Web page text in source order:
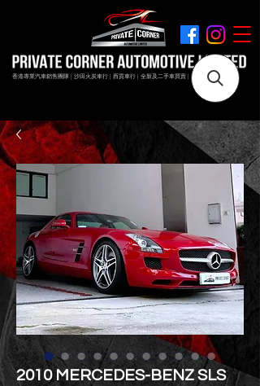
香港專業汽車銷售團隊 | 沙田火炭車行 | 西貢車行 | 全新及二手車買賣 | 最短時間極速成交
2010 MERCEDES-BENZ SLS